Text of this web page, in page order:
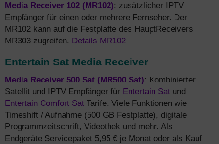
Media Receiver 102 (MR102): zusätzlicher IPTV
Empfänger für einen oder mehrere Fernseher. Der
MR102 kann auf die Festplatte des HauptReceivers
MR303 zugreifen. Details MR102
Entertain Sat Media Receiver
Media Receiver 500 Sat (MR500 Sat): Kombinierter
Satellit und IPTV Empfänger für Entertain Sat und
Entertain Comfort Sat Tarife. Viele Funktionen wie
Timeshift / Aufnahme (500 GB Festplatte), digitale
Programmzeitschrift, Videothek und mehr. Als
Endgeräte Servicepaket 5,95 € je Monat oder als Kauf